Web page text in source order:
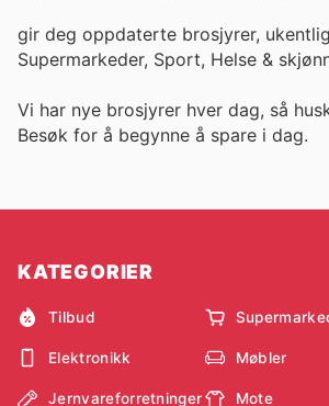
gir deg oppdaterte brosjyrer,
Supermarkeder, Sport, Helse &
Vi har nye brosjyrer hver dag, så
Besøk for å begynne å spare i dag.
KATEGORIER
Tilbud
Elektronikk Møbler
Jernvareforretninger Mote